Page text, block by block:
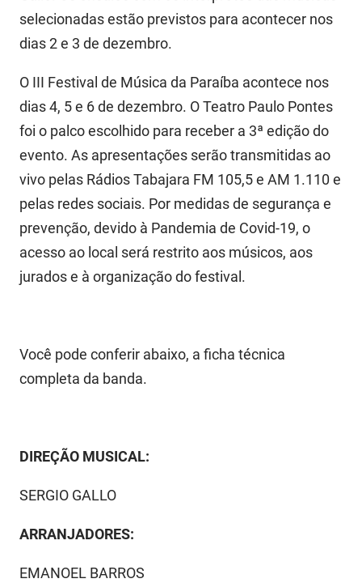
PBTUR
PBPREV
Projeto Cooperar
PROCON
Polícia Civil
SUPLAN
selecionadas estão previstos para acontecer nos
dias 2 e 3 de dezembro.
O III Festival de Música da Paraíba acontece nos
dias 4, 5 e 6 de dezembro. O Teatro Paulo Pontes
foi o palco escolhido para receber a 3ª edição do
evento. As apresentações serão transmitidas ao
vivo pelas Rádios Tabajara FM 105,5 e AM 1.110 e
pelas redes sociais. Por medidas de segurança e
prevenção, devido à Pandemia de Covid-19, o
acesso ao local será restrito aos músicos, aos
jurados e à organização do festival.
Você pode conferir abaixo, a ficha técnica
completa da banda.
DIREÇÃO MUSICAL:
SERGIO GALLO
ARRANJADORES:
EMANOEL BARROS